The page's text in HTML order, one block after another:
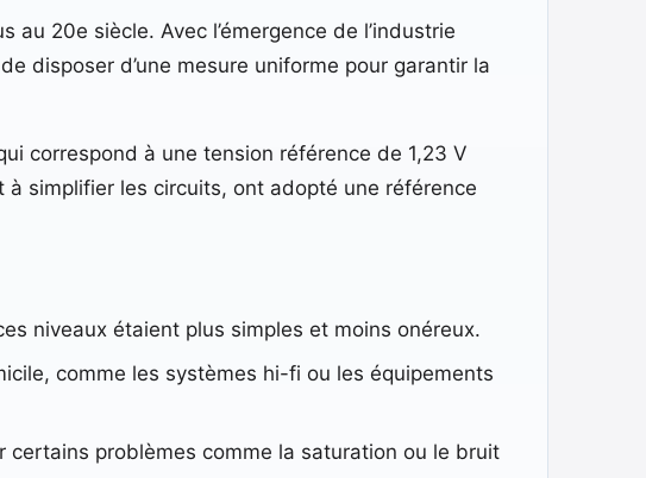
20e siècle. Avec l’émergence de l’industrie
disposer d’une mesure uniforme pour garantir la
correspond à une tension référence de 1,23 V
simplifier les circuits, ont adopté une référence
niveaux étaient plus simples et moins onéreux.
comme les systèmes hi-fi ou les équipements
problèmes comme la saturation ou le bruit